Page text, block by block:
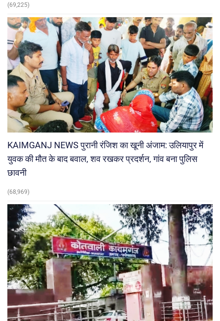
(69,225)
KAIMGANJ NEWS पुरानी रंजिश का खूनी अंजाम: उलियापुर में
युवक की मौत के बाद बवाल, शव रखकर प्रदर्शन, गांव बना पुलिस
छावनी
(68,969)